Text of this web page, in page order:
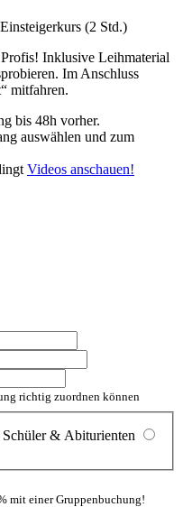
(2 Std.)
Inklusive Leihmaterial
Im Anschluss
mitfahren.
bis 48h vorher.
auswählen und zum
Videos anschauen!
richtig zuordnen können
& Abiturienten
mit einer Gruppenbuchung!